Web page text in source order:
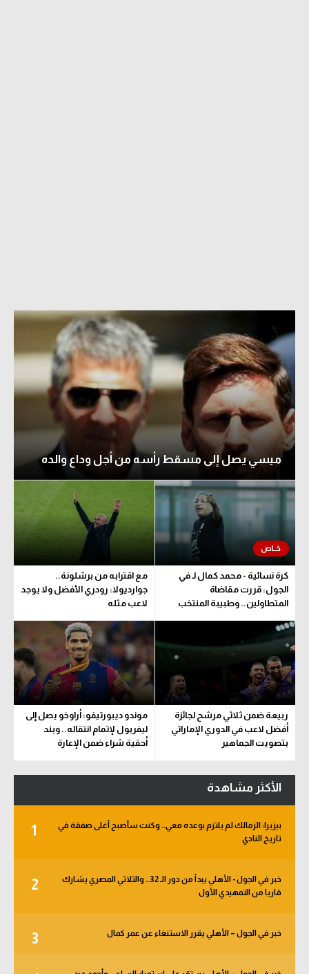
ميسي يصل إلى مسقط رأسه من أجل وداع والده
كرة نسائية - محمد كمال لـ في
الجول: قررت مقاضاة
المتطاولين.. وطبيبة المنتخب
مع اقترابه من برشلونة..
جوارديولا: رودري الأفضل ولا يوجد
لاعب مثله
ربيعة ضمن ثلاثي مرشح لجائزة
أفضل لاعب في الدوري الإماراتي
بتصويت الجماهير
موندو ديبورتيفو: أراوخو يصل إلى
ليفربول لإتمام انتقاله.. وبند
أحقية شراء ضمن الإعارة
الأكثر مشاهدة
1
بيزيرا: الزمالك لم يلتزم بوعده معي.. وكنت سأصبح أغلى صفقة في
تاريخ النادي
2
خبر في الجول - الأهلي يبدأ من دور الـ 32.. والثلاثي المصري يشارك
قاريا من التمهيدي الأول
3 خبر في الجول – الأهلي يقرر الاستنغاء عن عمر كمال